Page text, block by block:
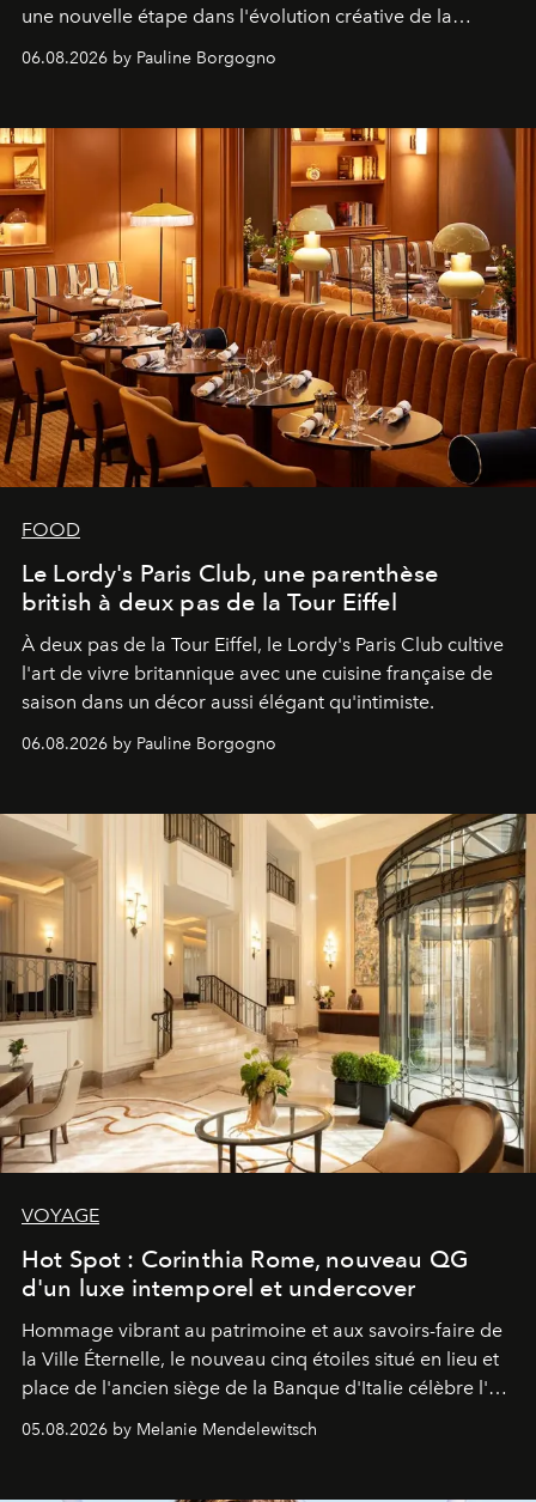
une nouvelle étape dans l'évolution créative de la
06.08.2026 by Pauline Borgogno
FOOD
Le Lordy's Paris Club, une parenthèse
british à deux pas de la Tour Eiffel
À deux pas de la Tour Eiffel, le Lordy's Paris Club cultive
l'art de vivre britannique avec une cuisine française de
saison dans un décor aussi élégant qu'intimiste.
06.08.2026 by Pauline Borgogno
VOYAGE
Hot Spot : Corinthia Rome, nouveau QG
d'un luxe intemporel et undercover
Hommage vibrant au patrimoine et aux savoirs-faire de
la Ville Éternelle, le nouveau cinq étoiles situé en lieu et
place de l'ancien siège de la Banque d'Italie célèbre l'art
de vivre Romain dans toute son élégance intemporelle.
05.08.2026 by Melanie Mendelewitsch